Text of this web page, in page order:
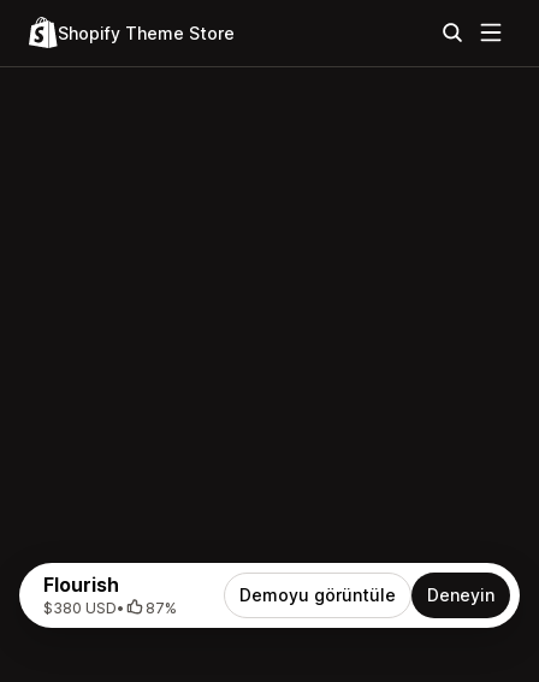
Shopify Theme Store
Flourish
$380 USD• 87%
Demoyu görüntüle Deneyin